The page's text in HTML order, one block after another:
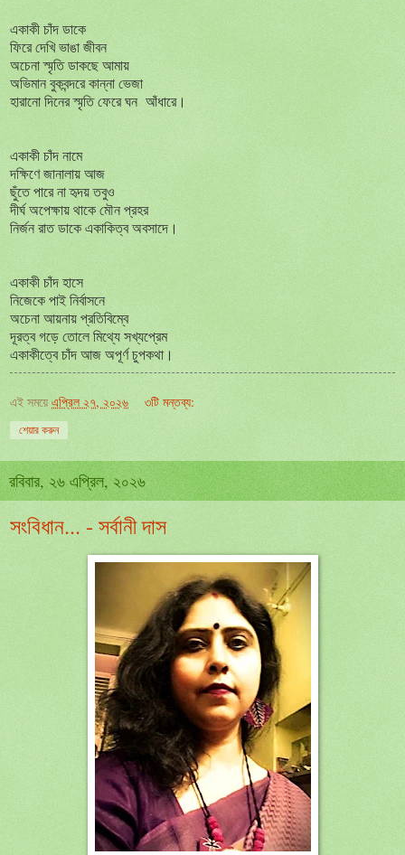
একাকী চাঁদ ডাকে
ফিরে দেখি ভাঙা জীবন
অচেনা স্মৃতি ডাকছে আমায়
অভিমান বুকবন্দরে কান্না ভেজা
হারানো দিনের স্মৃতি ফেরে ঘন আঁধারে।
একাকী চাঁদ নামে
দক্ষিণে জানালায় আজ
ছুঁতে পারে না হৃদয় তবুও
দীর্ঘ অপেক্ষায় থাকে মৌন প্রহর
নির্জন রাত ডাকে একাকিত্ব অবসাদে।
একাকী চাঁদ হাসে
নিজেকে পাই নির্বাসনে
অচেনা আয়নায় প্রতিবিম্বে
দূরত্ব গড়ে তোলে মিথ্যে সখ্যপ্রেম
একাকীত্বে চাঁদ আজ অপূর্ণ চুপকথা।
এই সময়ে এপ্রিল ২৭, ২০২৬ ৩টি মন্তব্য:
শেয়ার করুন
রবিবার, ২৬ এপ্রিল, ২০২৬
সংবিধান... - সর্বানী দাস